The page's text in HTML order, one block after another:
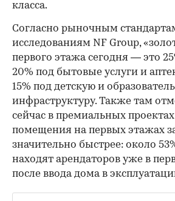
класса.
Согласно рыночным
исследованиям NF Group,
первого этажа сегодня — это
20% под бытовые услуги и
15% под детскую и
инфраструктуру. Также там
сейчас в премиальных
помещения на первых этажах
значительно быстрее: около
находят арендаторов уже в
после ввода дома в